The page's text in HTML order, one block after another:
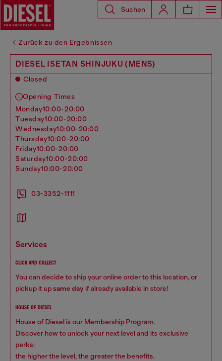
Suchen
Zurück zu den Ergebnissen
DIESEL ISETAN SHINJUKU (MENS)
Closed
Opening Times
monday10:00-20:00
tuesday10:00-20:00
wednesday10:00-20:00
thursday10:00-20:00
friday10:00-20:00
saturday10:00-20:00
sunday10:00-20:00
03-3352-1111
services
CLICK AND COLLECT
You can decide to ship your online order to this location, or
pickup it upsame day if already available in store!
HOUSE OF DIESEL
House of Diesel is our Membership Program.
Discover how to unlock your next level and its exclusive
perks:
the higher the level, the greater the benefits.